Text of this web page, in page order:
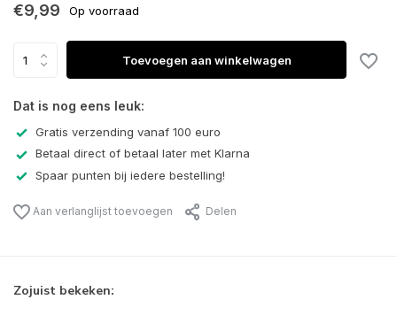
€9,99 Op voorraad
Toevoegen aan winkelwagen
Dat is nog eens leuk:
Gratis verzending vanaf 100 euro
Betaal direct of betaal later met Klarna
Spaar punten bij iedere bestelling!
Aan verlanglijst toevoegen Delen
Zojuist bekeken: